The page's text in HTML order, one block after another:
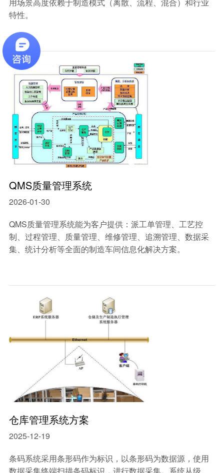
特性。
QMS质量管理系统
2026-01-30
QMS质量管理系统​能为客户提供：派工单管理、工艺控
制、过程管理、质量管理、维修管理、追溯管理、数据采
集、统计分析等全面的制造车间信息化解决方案。
仓库管理系统方案
2025-12-19
条码系统采用条形码作为标识，以条形码为数据源，使用